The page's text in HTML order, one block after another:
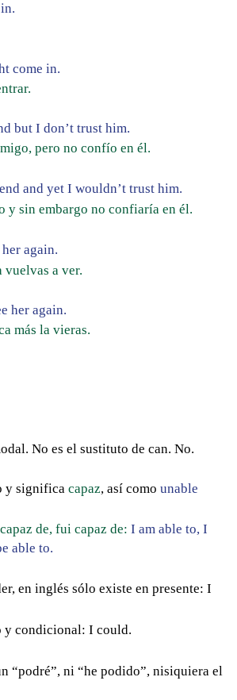
come in.
but I don’t trust him.
pero no confío en él.
and yet I wouldn’t trust him.
y sin embargo no confiaría en él.
again.
vuelvas a ver.
her again.
más la vieras.
No es el sustituto de can. No.
y significa capaz, así como unable
de, fui capaz de: I am able to, I
able to.
en inglés sólo existe en presente: I
y condicional: I could.
“podré”, ni “he podido”, nisiquiera el